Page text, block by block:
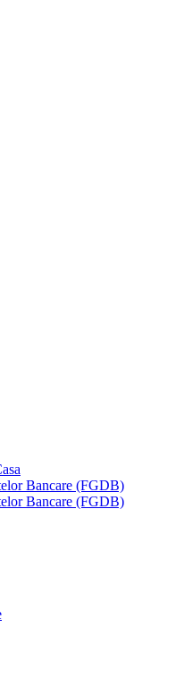
Bancare (FGDB)
Bancare (FGDB)